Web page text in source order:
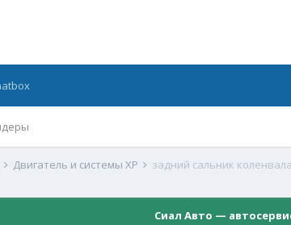
Двигатель и системы XP задний сальник коленвала
Сиал Авто —